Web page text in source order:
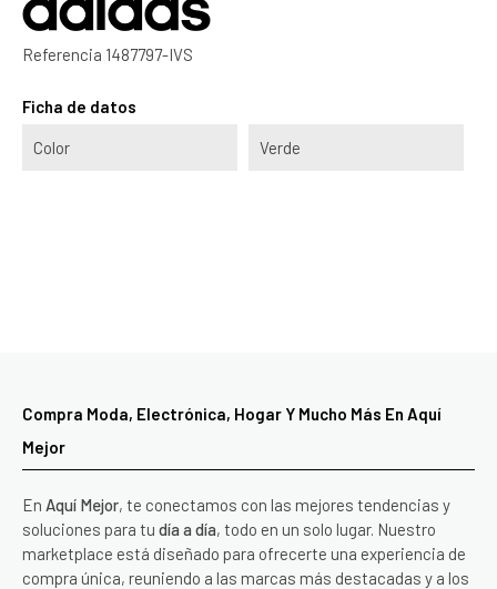
Referencia 1487797-IVS
Ficha de datos
Color Verde
Compra Moda, Electrónica, Hogar Y Mucho Más En Aquí
Mejor
En Aquí Mejor, te conectamos con las mejores tendencias y
soluciones para tu día a día, todo en un solo lugar. Nuestro
marketplace está diseñado para ofrecerte una experiencia de
compra única, reuniendo a las marcas más destacadas y a los